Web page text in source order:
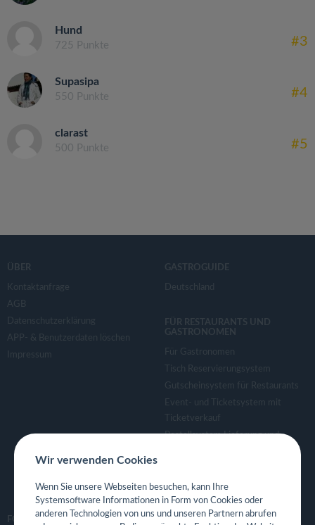
Hund
725 Punkte #3
Supasipa
550 Punkte #4
clarast
500 Punkte #5
ÜBER
Kontaktanfrage
AGB
Datenschutzerklärung
APP- & Benutzerdaten löschen
Impressum
GASTROGUIDE
Deutschland
FÜR RESTAURANTS UND
GASTRONOMEN
Für Gastronomen
Tisch Reservierungsystem
Gutscheinsystem für Restaurants
Event- und Ticketsystem mit
Ticketverkauf
Bestellsystem Lieferung und
Eigene App für Restaurant
FOLGE UNS
Wir verwenden Cookies
Wenn Sie unsere Webseiten besuchen, kann Ihre
Systemsoftware Informationen in Form von Cookies oder
anderen Technologien von uns und unseren Partnern abrufen